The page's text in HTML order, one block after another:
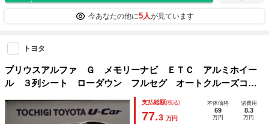
今あなたの他に5人が見ています
トヨタ
プリウスアルファ Ｇ メモリーナビ ＥＴＣ アルミホイー
ル ３列シート ローダウン フルセグ オートクルーズコン
トロール ＤＶＤ再生 ＬＥＤヘッドランプ ドライブレコー
ダー スマートキー 盗難防止システム 横滑り防止装置
支払総額(税込)
77.3 万円
本体価格
69
万円
諸費用
8.3
万円